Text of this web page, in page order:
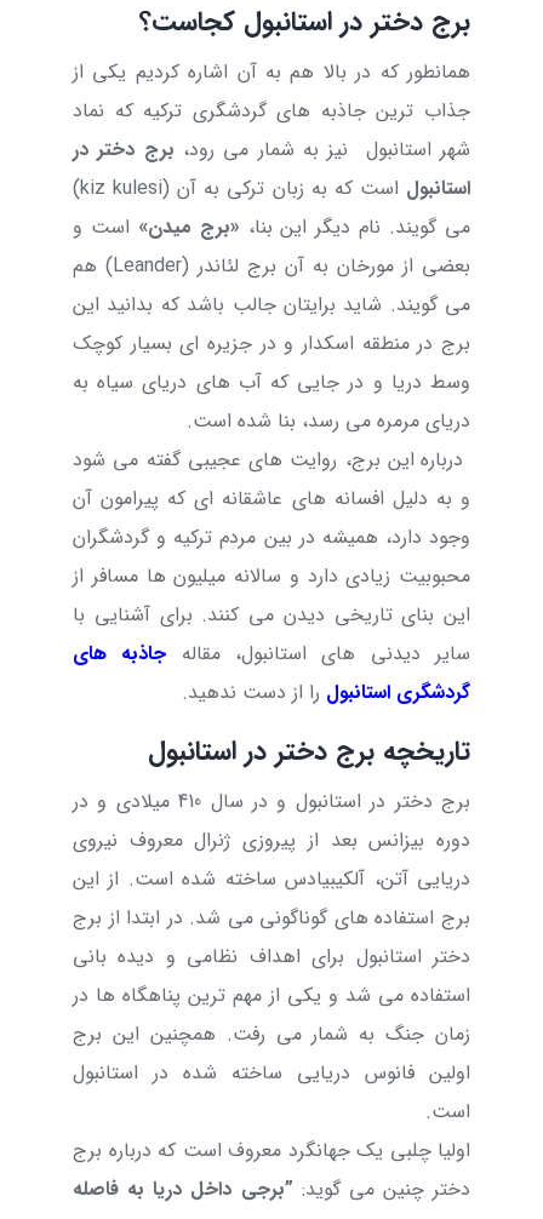
برج دختر در استانبول کجاست؟
همانطور که در بالا هم به آن اشاره کردیم یکی از
جذاب ترین جاذبه های گردشگری ترکیه که نماد
شهر استانبول
نیز به شمار می رود، برج دختر در
استانبول است که به زبان ترکی به آن (kiz kulesi
)
می گویند. نام دیگر این بنا، «برج میدن» است و
بعضی از مورخان به آن برج لئاندر (Leander) هم
می گویند. شاید برایتان جالب باشد که بدانید این
برج در منطقه اسکدار و در جزیره ای بسیار کوچک
وسط دریا و در جایی که آب های دریای سیاه به
دریای مرمره می رسد، بنا شده است.
درباره این برج، روایت های عجیبی گفته می شود
و به دلیل افسانه ‌های عاشقانه ای که پیرامون آن
وجود دارد، همیشه در بین مردم ترکیه و گردشگران
محبوبیت زیادی دارد و سالانه میلیون ها مسافر از
این بنای تاریخی دیدن می کنند. برای آشنایی با
سایر دیدنی های استانبول، مقاله جاذبه های
گردشگری استانبول را از دست ندهید.
تاریخچه برج دختر در استانبول
برج دختر در استانبول و در سال 410 میلادی و در
دوره بیزانس بعد از پیروزی ژنرال معروف نیروی
دریایی آتن، آلکیبیادس ساخته شده است. از این
برج استفاده های گوناگونی می شد. در ابتدا از برج
دختر استانبول برای اهداف نظامی و دیده بانی
استفاده می شد و یکی از مهم ترین پناهگاه ها در
زمان جنگ به شمار می رفت. همچنین این برج
اولین فانوس دریایی ساخته شده در استانبول
است.
اولیا چلبی یک جهانگرد معروف است که درباره برج
دختر چنین می گوید: ”برجی داخل دریا به فاصله